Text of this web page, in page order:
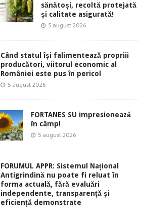
sănătoși, recoltă protejată
și calitate asigurată!
5 august 2026
Când statul își falimentează propriii
producători, viitorul economic al
României este pus în pericol
5 august 2026
FORTANES SU impresionează
în câmp!
5 august 2026
FORUMUL APPR: Sistemul Național
Antigrindină nu poate fi reluat în
forma actuală, fără evaluări
independente, transparență și
eficiență demonstrate